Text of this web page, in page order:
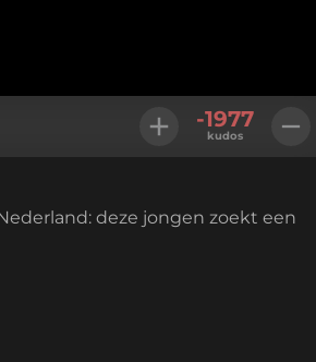
-1977
kudos
deze jongen zoekt een